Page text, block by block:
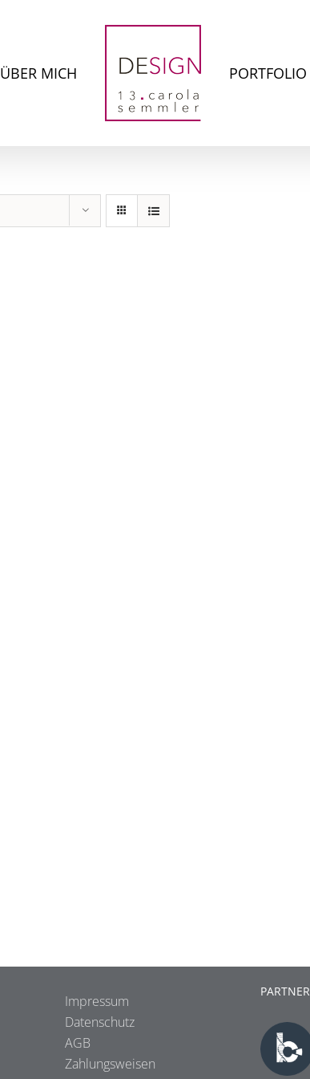
ÜBER MICH PORTFOLIO
Impressum
Datenschutz
AGB
Zahlungsweisen
PARTNER